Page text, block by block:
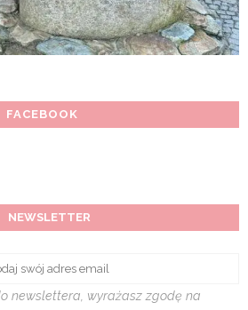
FACEBOOK
NEWSLETTER
newslettera, wyrażasz zgodę na